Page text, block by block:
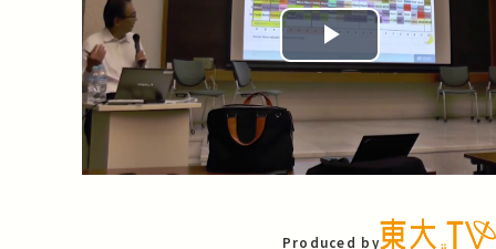
Play
Video
Produced by